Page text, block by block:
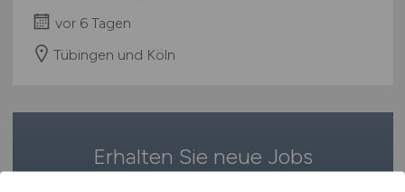
Sachsen
Sachsen-Anhalt
Österreich
vor 6 Tagen
Tübingen und Köln
Erhalten Sie neue Jobs